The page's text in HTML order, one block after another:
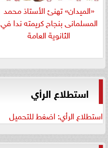
«الميدان» تهنئ الأستاذ محمد
المسلمانى بنجاح كريمته ندا في
الثانوية العامة
استطلاع الرأي
استطلاع الرأي: اضغط للتحميل